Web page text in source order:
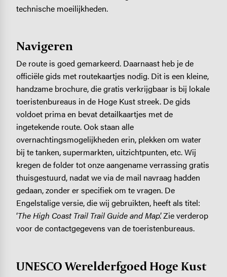
technische moeilijkheden.
Navigeren
De route is goed gemarkeerd. Daarnaast heb je de
officiële gids met routekaartjes nodig. Dit is een kleine,
handzame brochure, die gratis verkrijgbaar is bij lokale
toeristenbureaus in de Hoge Kust streek. De gids
voldoet prima en bevat detailkaartjes met de
ingetekende route. Ook staan alle
overnachtingsmogelijkheden erin, plekken om water
bij te tanken, supermarkten, uitzichtpunten, etc. Wij
kregen de folder tot onze aangename verrassing gratis
thuisgestuurd, nadat we via de mail navraag hadden
gedaan, zonder er specifiek om te vragen. De
Engelstalige versie, die wij gebruikten, heeft als titel:
‘The High Coast Trail Trail Guide and Map’. Zie verderop
voor de contactgegevens van de toeristenbureaus.
UNESCO Werelderfgoed Hoge Kust